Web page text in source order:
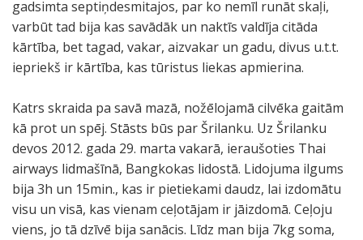
gadsimta septiņdesmitajos, par ko nemīl runāt skaļi,
varbūt tad bija kas savādāk un naktīs valdīja citāda
kārtība, bet tagad, vakar, aizvakar un gadu, divus u.t.t.
iepriekš ir kārtība, kas tūristus liekas apmierina.
Katrs skraida pa savā mazā, nožēlojamā cilvēka gaitām
kā prot un spēj. Stāsts būs par Šrilanku. Uz Šrilanku
devos 2012. gada 29. marta vakarā, ieraušoties Thai
airways lidmašīnā, Bangkokas lidostā. Lidojuma ilgums
bija 3h un 15min., kas ir pietiekami daudz, lai izdomātu
visu un visā, kas vienam ceļotājam ir jāizdomā. Ceļoju
viens, jo tā dzīvē bija sanācis. Līdz man bija 7kg soma,